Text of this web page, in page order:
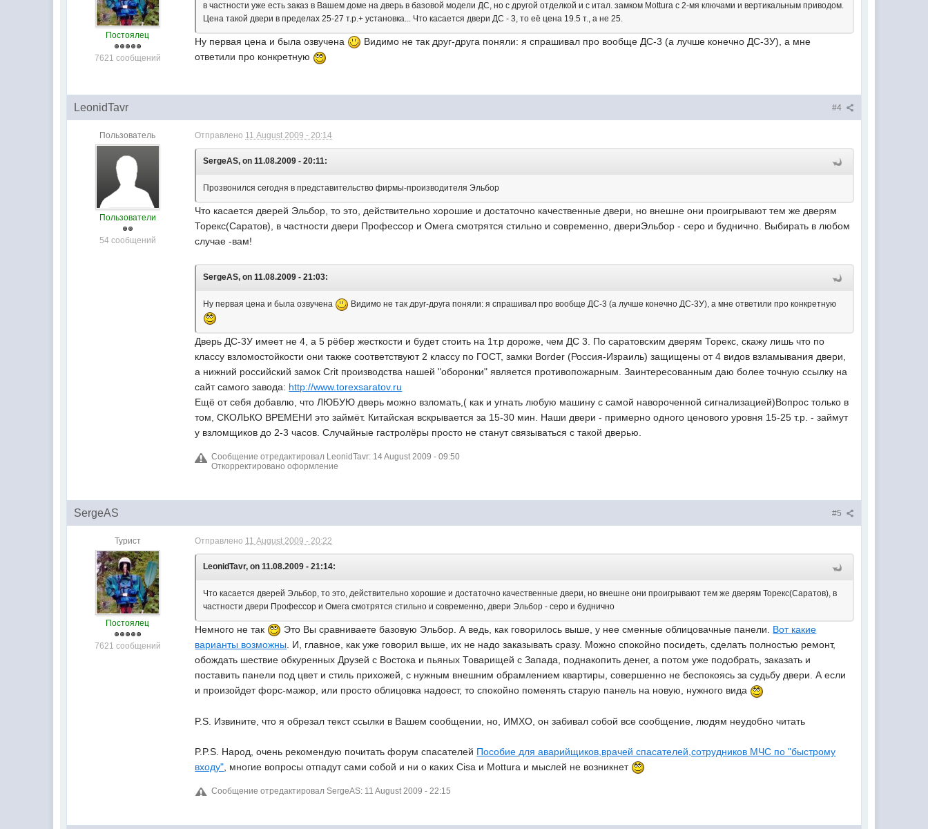
Постоялец
7621 сообщений
в частности уже есть заказ в Вашем доме на дверь в базовой модели ДС, но с другой отделкой и с итал. замком Mottura с 2-мя ключами и вертикальным приводом.
Цена такой двери в пределах 25-27 т.р.+ установка... Что касается двери ДС - 3, то её цена 19.5 т., а не 25.
Ну первая цена и была озвучена
Видимо не так друг-друга поняли: я спрашивал про вообще ДС-3 (а лучше конечно ДС-3У), а мне
ответили про конкретную
#4
LeonidTavr
Пользователь
Пользователи
54 сообщений
Отправлено 11 August 2009 - 20:14
SergeAS, on 11.08.2009 - 20:11:
Прозвонился сегодня в представительство фирмы-производителя Эльбор
Что касается дверей Эльбор, то это, действительно хорошие и достаточно качественные двери, но внешне они проигрывают тем же дверям
Торекс(Саратов), в частности двери Профессор и Омега смотрятся стильно и современно, двериЭльбор - серо и буднично. Выбирать в любом
случае -вам!
SergeAS, on 11.08.2009 - 21:03:
Ну первая цена и была озвучена Видимо не так друг-друга поняли: я спрашивал про вообще ДС-3 (а лучше конечно ДС-3У), а мне ответили про конкретную
Дверь ДС-3У имеет не 4, а 5 рёбер жесткости и будет стоить на 1т.р дороже, чем ДС 3. По саратовским дверям Торекс, скажу лишь что по
классу взломостойкости они также соответствуют 2 классу по ГОСТ, замки Border (Россия-Израиль) защищены от 4 видов взламывания двери,
а нижний российский замок Crit производства нашей "оборонки" является противопожарным. Заинтересованным даю более точную ссылку на
сайт самого завода: http://www.torexsaratov.ru
Ещё от себя добавлю, что ЛЮБУЮ дверь можно взломать,( как и угнать любую машину с самой навороченной сигнализацией)Вопрос только в
том, СКОЛЬКО ВРЕМЕНИ это займёт. Китайская вскрывается за 15-30 мин. Наши двери - примерно одного ценового уровня 15-25 т.р. - займут
у взломщиков до 2-3 часов. Случайные гастролёры просто не станут связываться с такой дверью.
Сообщение отредактировал LeonidTavr: 14 August 2009 - 09:50
Откорректировано оформление
#5
SergeAS
Турист
Постоялец
7621 сообщений
Отправлено 11 August 2009 - 20:22
LeonidTavr, on 11.08.2009 - 21:14:
Что касается дверей Эльбор, то это, действительно хорошие и достаточно качественные двери, но внешне они проигрывают тем же дверям Торекс(Саратов), в
частности двери Профессор и Омега смотрятся стильно и современно, двери Эльбор - серо и буднично
Немного не так Это Вы сравниваете базовую Эльбор. А ведь, как говорилось выше, у нее сменные облицовачные панели. Вот какие
варианты возможны. И, главное, как уже говорил выше, их не надо заказывать сразу. Можно спокойно посидеть, сделать полностью ремонт,
обождать шествие обкуренных Друзей с Востока и пьяных Товарищей с Запада, поднакопить денег, а потом уже подобрать, заказать и
поставить панели под цвет и стиль прихожей, с нужным внешним обрамлением квартиры, совершенно не беспокоясь за судьбу двери. А если
и произойдет форс-мажор, или просто облицовка надоест, то спокойно поменять старую панель на новую, нужного вида
P.S. Извините, что я обрезал текст ссылки в Вашем сообщении, но, ИМХО, он забивал собой все сообщение, людям неудобно читать
P.P.S. Народ, очень рекомендую почитать форум спасателей Пособие для аварийщиков,врачей спасателей,сотрудников МЧС по "быстрому
входу" , многие вопросы отпадут сами собой и ни о каких Cisa и Mottura и мыслей не возникнет
Сообщение отредактировал SergeAS: 11 August 2009 - 22:15